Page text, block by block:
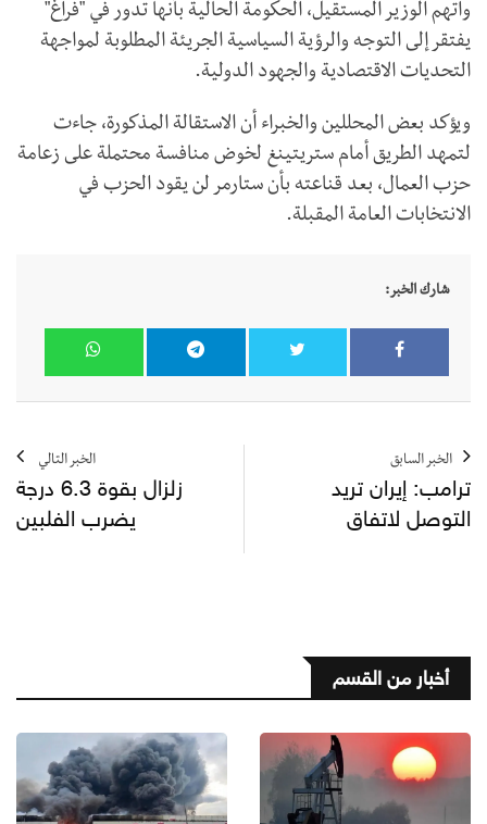
واتهم الوزير المستقيل، الحكومة الحالية بأنها تدور في "فراغ"
يفتقر إلى التوجه والرؤية السياسية الجريئة المطلوبة لمواجهة
التحديات الاقتصادية والجهود الدولية.
ويؤكد بعض المحللين والخبراء أن الاستقالة المذكورة، جاءت
لتمهد الطريق أمام ستريتينغ لخوض منافسة محتملة على زعامة
حزب العمال، بعد قناعته بأن ستارمر لن يقود الحزب في
الانتخابات العامة المقبلة.
شارك الخبر:
الخبر السابق
ترامب: إيران تريد
التوصل لاتفاق
الخبر التالي
زلزال بقوة 6.3 درجة
يضرب الفلبين
أخبار من القسم